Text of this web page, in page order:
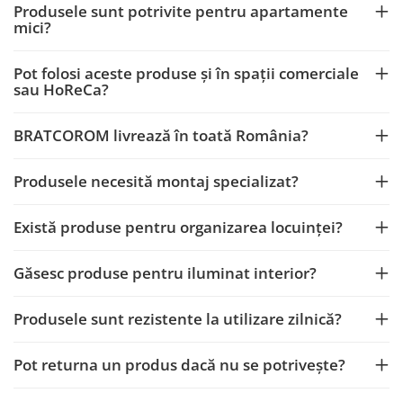
Produsele sunt potrivite pentru apartamente
mici?
Pot folosi aceste produse și în spații comerciale
sau HoReCa?
BRATCOROM livrează în toată România?
Produsele necesită montaj specializat?
Există produse pentru organizarea locuinței?
Găsesc produse pentru iluminat interior?
Produsele sunt rezistente la utilizare zilnică?
Pot returna un produs dacă nu se potrivește?